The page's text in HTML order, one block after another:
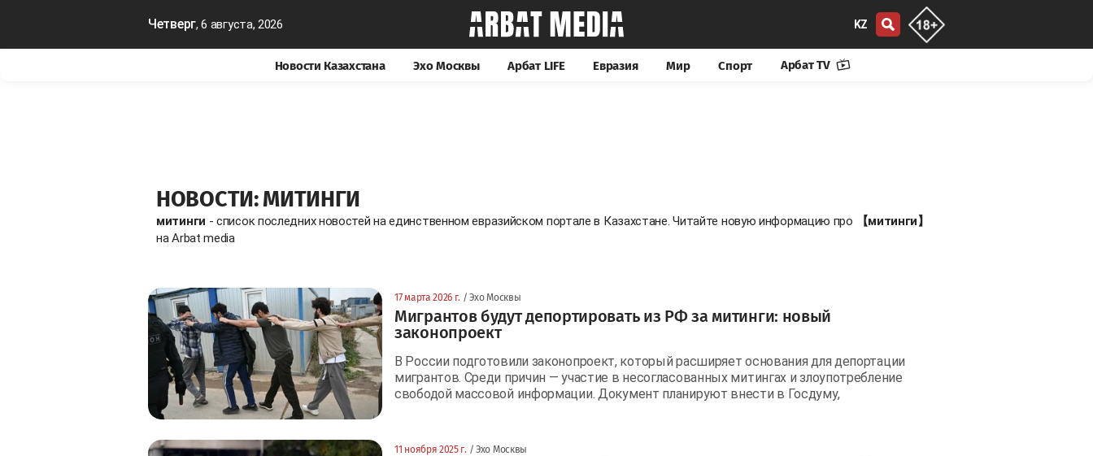
Четверг, 6 августа, 2026 KZ
Новости Казахстана Эхо Москвы Арбат LIFE Евразия Мир Спорт Арбат TV
НОВОСТИ: МИТИНГИ
митинги - список последних новостей на единственном евразийском портале в Казахстане. Читайте новую информацию про
【митинги】
на Arbat media
17 марта 2026 г. / Эхо Москвы
Мигрантов будут депортировать из РФ за митинги: новый
законопроект
В России подготовили законопроект, который расширяет основания для депортации
мигрантов. Среди причин — участие в несогласованных митингах и злоупотребление
свободой массовой информации. Документ планируют внести в Госдуму,
11 ноября 2025 г. / Эхо Москвы